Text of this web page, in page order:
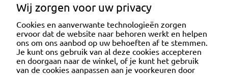
KLANTENSERVICE
Wij zorgen voor uw privacy
Cookies en aanverwante technologieën zorgen
ervoor dat de website naar behoren werkt en helpen
ons om ons aanbod op uw behoeften af te stemmen.
Je kunt ons gebruik van al deze cookies accepteren
en doorgaan naar de winkel, of je kunt het gebruik
van de cookies aanpassen aan je voorkeuren door